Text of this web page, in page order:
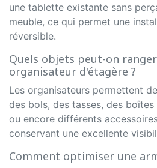
une tablette existante sans
meuble, ce qui permet une
réversible.
Quels objets peut-on
organisateur d'étagère ?
Les organisateurs permettent
des bols, des tasses, des
ou encore différents
conservant une excellente
Comment optimiser une